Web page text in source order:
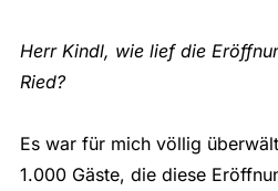
Herr Kindl, wie lief die
Ried?
Es war für mich völlig
1.000 Gäste, die diese